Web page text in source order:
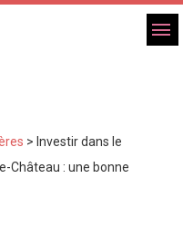
> Investir dans le
Château : une bonne